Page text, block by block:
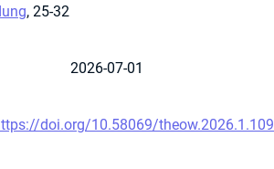
, 25-32
2026-07-01
doi.org/10.58069/theow.2026.1.109